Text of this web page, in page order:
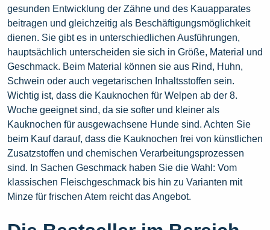
gesunden Entwicklung der Zähne und des Kauapparates
beitragen und gleichzeitig als Beschäftigungsmöglichkeit
dienen. Sie gibt es in unterschiedlichen Ausführungen,
hauptsächlich unterscheiden sie sich in Größe, Material und
Geschmack. Beim Material können sie aus Rind, Huhn,
Schwein oder auch vegetarischen Inhaltsstoffen sein.
Wichtig ist, dass die Kauknochen für Welpen ab der 8.
Woche geeignet sind, da sie softer und kleiner als
Kauknochen für ausgewachsene Hunde sind. Achten Sie
beim Kauf darauf, dass die Kauknochen frei von künstlichen
Zusatzstoffen und chemischen Verarbeitungsprozessen
sind. In Sachen Geschmack haben Sie die Wahl: Vom
klassischen Fleischgeschmack bis hin zu Varianten mit
Minze für frischen Atem reicht das Angebot.